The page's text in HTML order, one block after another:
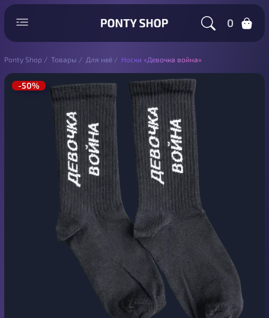
0
Ponty Shop / Товары / Для неё / Носки «Девочка война»
-50%